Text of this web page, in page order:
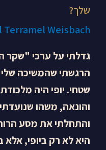
שלך?
Terramel Weisbach
גדלתי על ערכי "שקר
הרגשתי שהמשיכה שלי
שטחי. יופי היה
והונאה, משהו
והתחלתי את מסע
היא לא רק ביופי, אלא